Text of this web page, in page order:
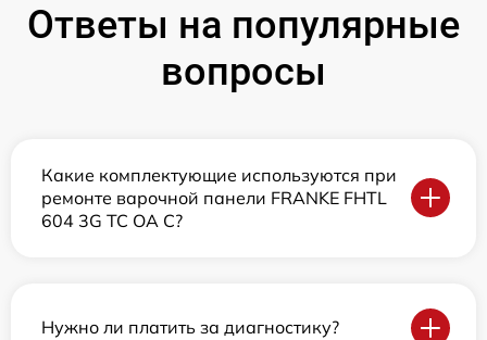
Ответы на популярные
вопросы
Какие комплектующие используются при
ремонте варочной панели FRANKE FHTL
604 3G TC OA C?
Нужно ли платить за диагностику?